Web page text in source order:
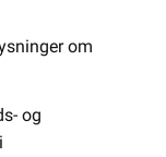
om
og